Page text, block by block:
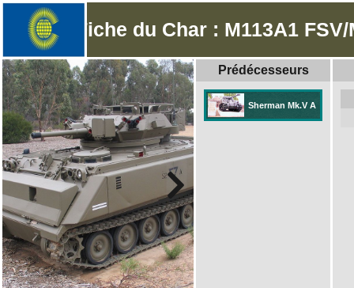
Fiche du Char : M113A1 FSV/
Prédécesseurs
Sherman Mk.V A